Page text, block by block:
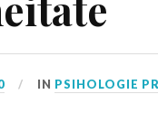
IN PSIHOLOGIE